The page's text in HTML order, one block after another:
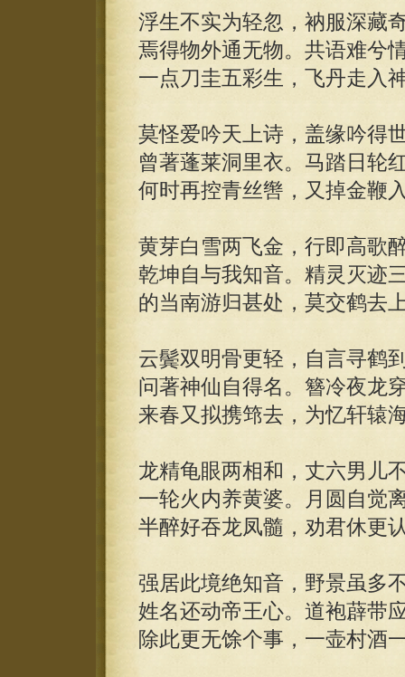
浮生不实为轻忽，衲服深藏
焉得物外通无物。共语难兮
一点刀圭五彩生，飞丹走入
莫怪爱吟天上诗，盖缘吟得
曾著蓬莱洞里衣。马踏日轮
何时再控青丝辔，又掉金鞭
黄芽白雪两飞金，行即高歌
乾坤自与我知音。精灵灭迹
的当南游归甚处，莫交鹤去
云鬓双明骨更轻，自言寻鹤
问著神仙自得名。簪冷夜龙
来春又拟携筇去，为忆轩辕
龙精龟眼两相和，丈六男儿
一轮火内养黄婆。月圆自觉
半醉好吞龙凤髓，劝君休更
强居此境绝知音，野景虽多
姓名还动帝王心。道袍薜带
除此更无馀个事，一壶村酒